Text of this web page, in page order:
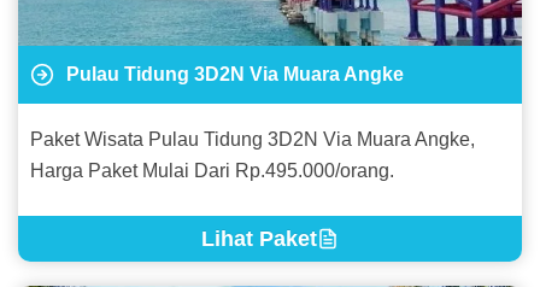
Pulau Tidung 3D2N Via Muara Angke
Paket Wisata Pulau Tidung 3D2N Via Muara Angke,
Harga Paket Mulai Dari Rp.495.000/orang.
Lihat Paket